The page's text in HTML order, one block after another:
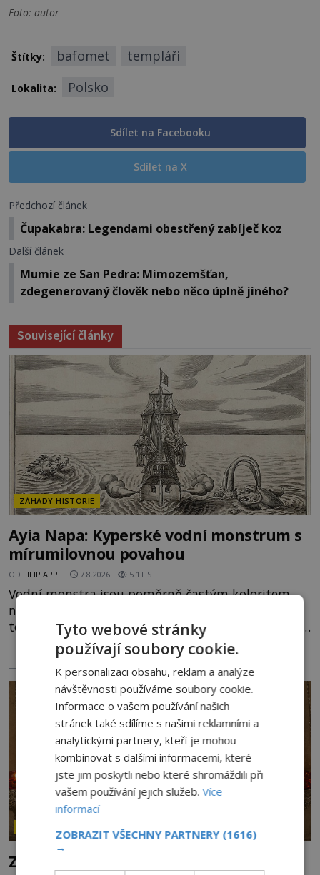
Foto: autor
Štítky: bafomet templáři
Lokalita: Polsko
Sdílet na Facebooku
Sdílet na X
Předchozí článek
Čupakabra: Legendami obestřený zabíječ koz
Další článek
Mumie ze San Pedra: Mimozemšťan,
zdegenerovaný člověk nebo něco úplně jiného?
Související články
ZÁHADY HISTORIE
Ayia Napa: Kyperské vodní monstrum s
mírumilovnou povahou
OD FILIP APPL 7.8.2026 5.1TIS
Vodní monstra jsou poměrně častým koloritem
nejrůznějších jezer, řek či ostrovů. Mnozí skeptici
to přikládají hlavně snaze dané místo zviditelnit a
přitáhnout k němu pozornost záhadám
nakloněných turistů. Je to také případ kyperského
tvora jménem Ayia Napa? Nebo se může za
legendami o něm ukrývat nějaký pravdivý základ?
V blízkosti Mysu Greco, jak se přez
ZOBRAZIT VÍCE
Ztracený hrob svatého Mikuláše: Tajná
Tyto webové stránky
používají soubory cookie.
K personalizaci obsahu, reklam a analýze
návštěvnosti používáme soubory cookie.
Informace o vašem používání našich
stránek také sdílíme s našimi reklamními a
analytickými partnery, kteří je mohou
kombinovat s dalšími informacemi, které
jste jim poskytli nebo které shromáždili při
vašem používání jejich služeb.Více
informací
ZOBRAZIT VŠECHNY PARTNERY (1616)
→